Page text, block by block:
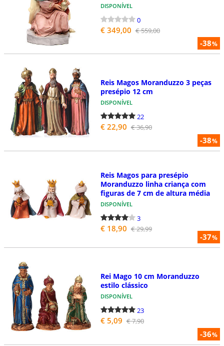
-38%
DISPONÍVEL
0
€ 349,00 € 559,00
-38%
Reis Magos Moranduzzo 3 peças
presépio 12 cm
DISPONÍVEL
22
€ 22,90 € 36,90
-37%
Reis Magos para presépio
Moranduzzo linha criança com
figuras de 7 cm de altura média
DISPONÍVEL
3
€ 18,90 € 29,99
-36%
Rei Mago 10 cm Moranduzzo
estilo clássico
DISPONÍVEL
23
€ 5,09 € 7,90